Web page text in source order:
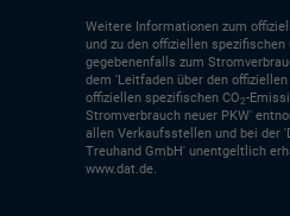
Weitere Informationen zum
und zu den offiziellen spezifischen
gegebenenfalls zum
dem 'Leitfaden über den
offiziellen spezifischen CO2-
Stromverbrauch neuer PKW'
allen Verkaufsstellen und bei der
Treuhand GmbH' unentgeltlich
www.dat.de.